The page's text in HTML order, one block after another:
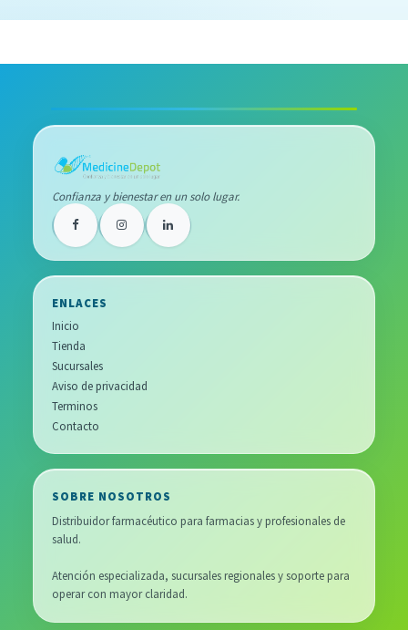
Confianza y bienestar en un solo lugar.
ENLACES
Inicio
Tienda
Sucursales
Aviso de privacidad
Terminos
Contacto
SOBRE NOSOTROS
Distribuidor farmacéutico para farmacias y profesionales de
salud.
Atención especializada, sucursales regionales y soporte para
operar con mayor claridad.